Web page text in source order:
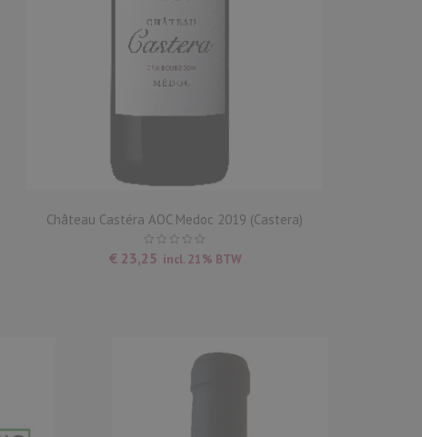
Château Castéra AOC Medoc 2019 (Castera)
€ 23,25 incl. 21% BTW